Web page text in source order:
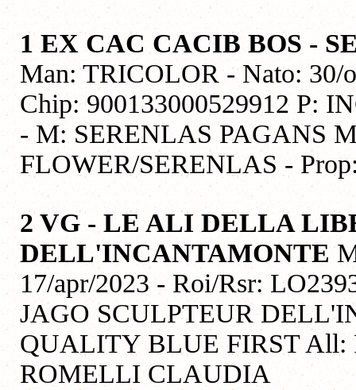
1 EX CAC CACIB BOS -
Man: TRICOLOR - Nato: 30/
Chip: 900133000529912 P:
- M: SERENLAS PAGANS
FLOWER/SERENLAS -
2 VG - LE ALI DELLA
DELL'INCANTAMONTE
17/apr/2023 - Roi/Rsr:
JAGO SCULPTEUR
QUALITY BLUE FIRST
ROMELLI CLAUDIA